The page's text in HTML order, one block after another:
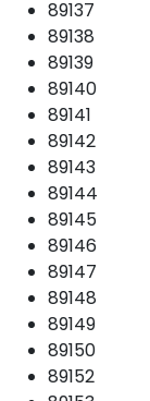
89137
89138
89139
89140
89141
89142
89143
89144
89145
89146
89147
89148
89149
89150
89152